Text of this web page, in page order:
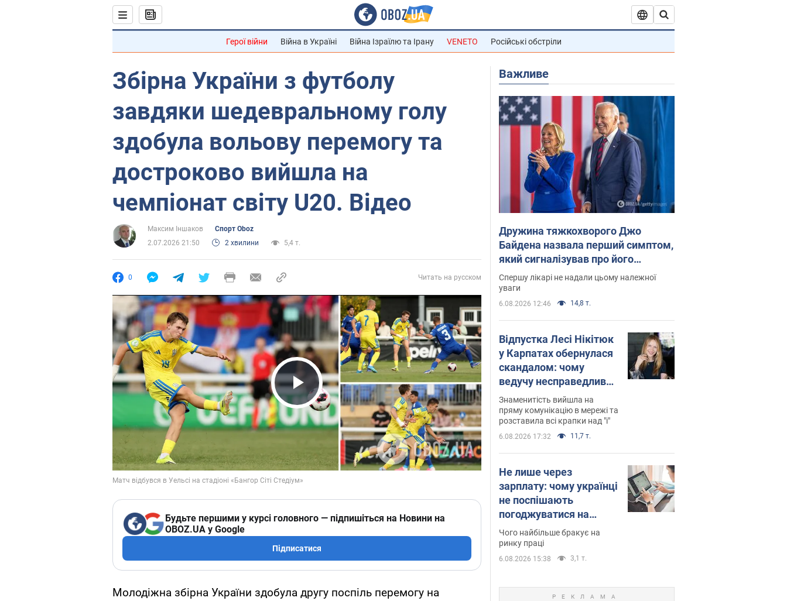
Герої війни Війна в Україні Війна Ізраїлю та Ірану VENETO Російські обстріли
Збірна України з футболу
завдяки шедевральному голу
здобула вольову перемогу та
достроково вийшла на
чемпіонат світу U20. Відео
Максим Іншаков
Спорт Oboz
2.07.2026 21:50
2 хвилини 5,4 т.
0 Читать на русском
Play Video
Будьте першими у курсі головного — підпишіться на Новини на
OBOZ.UA у Google
Підписатися
Молодіжна збірна України здобула другу поспіль перемогу на
Важливе
Дружина тяжкохворого Джо
Байдена назвала перший симптом,
який сигналізував про його
"агресивний" рак
Спершу лікарі не надали цьому належної
уваги
6.08.2026 12:46 14,8 т.
Відпустка Лесі Нікітюк
у Карпатах обернулася
скандалом: чому
ведучу несправедливо
захейтили
Знаменитість вийшла на
пряму комунікацію в мережі та
розставила всі крапки над "і"
6.08.2026 17:32 11,7 т.
Не лише через
зарплату: чому українці
не поспішають
погоджуватися на
вакансії
Чого найбільше бракує на
ринку праці
6.08.2026 15:38 3,1 т.